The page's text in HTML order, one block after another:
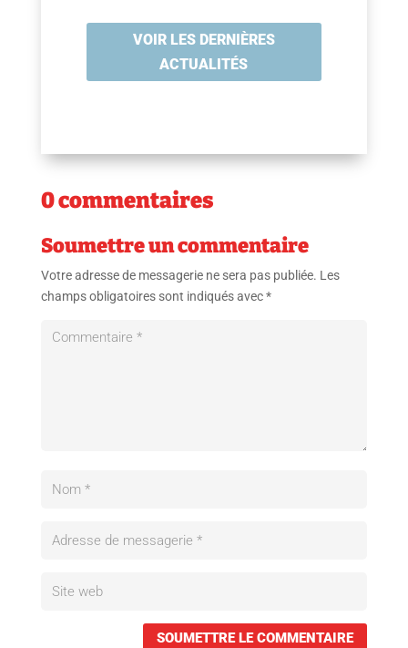
VOIR LES DERNIÈRES
ACTUALITÉS
0 commentaires
Soumettre un commentaire
Votre adresse de messagerie ne sera pas publiée. Les
champs obligatoires sont indiqués avec*
SOUMETTRE LE COMMENTAIRE